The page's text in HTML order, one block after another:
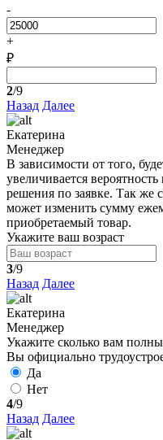
-
+
₽
2/9
Назад Далее
Екатерина
Менеджер
В зависимости от того,
увеличивается
решения по заявке. Так же
может изменить сумму
приобретаемый товар.
Укажите ваш возраст
3/9
Назад Далее
Екатерина
Менеджер
Укажите сколько вам
Вы официально
Да
Нет
4/9
Назад Далее